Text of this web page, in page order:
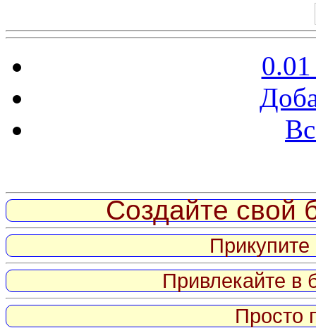
Создайте свой
Привлекайте в
Просто